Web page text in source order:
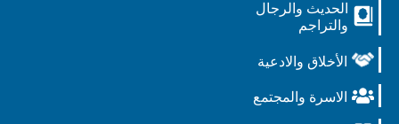
الحديث والرجال
والتراجم
الأخلاق والادعية
الاسرة والمجتمع